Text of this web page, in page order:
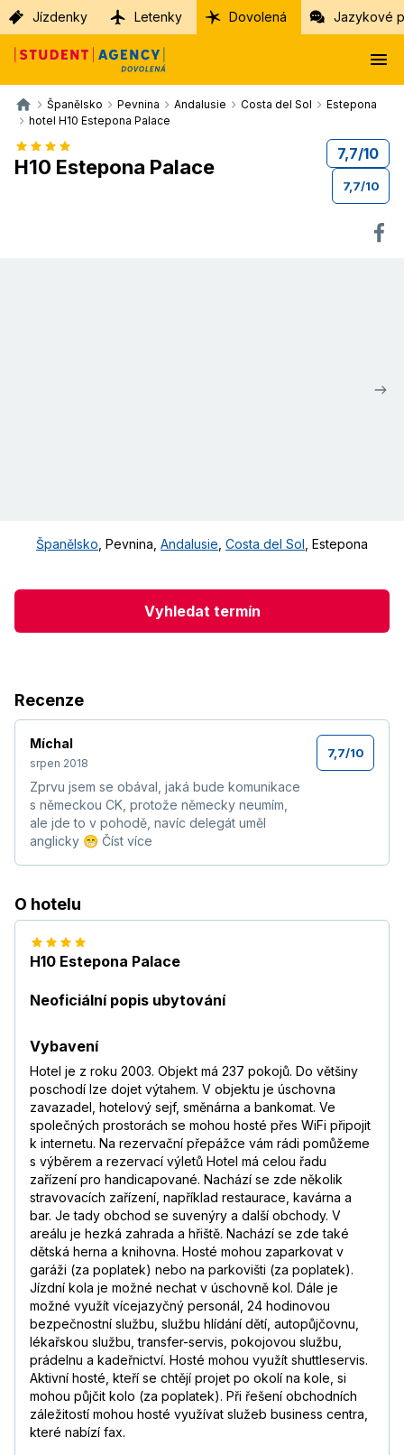
Jízdenky Letenky Dovolená Jazykové
Španělsko Pevnina Andalusie Costa del Sol
Estepona
hotel H10 Estepona Palace
H10 Estepona Palace
7,7/10
7,7/10
Španělsko Pevnina Andalusie Costa del Sol Estepona
Vyhledat termín
Recenze
Míchal
srpen 2018
Zprvu jsem se obával, jaká bude komunikace
s německou CK, protože německy neumím,
ale jde to v pohodě, navíc delegát uměl
anglicky 😁 Číst více
7,7/10
O hotelu
H10 Estepona Palace
Neoficiální popis ubytování
Vybavení
Hotel je z roku 2003. Objekt má 237 pokojů. Do většiny
poschodí lze dojet výtahem. V objektu je úschovna
zavazadel, hotelový sejf, směnárna a bankomat. Ve
společných prostorách se mohou hosté přes WiFi připojit
k internetu. Na rezervační přepážce vám rádi pomůžeme
s výběrem a rezervací výletů Hotel má celou řadu
zařízení pro handicapované. Nachází se zde několik
stravovacích zařízení, například restaurace, kavárna a
bar. Je tady obchod se suvenýry a další obchody. V
areálu je hezká zahrada a hřiště. Nachází se zde také
dětská herna a knihovna. Hosté mohou zaparkovat v
garáži (za poplatek) nebo na parkovišti (za poplatek).
Jízdní kola je možné nechat v úschovně kol. Dále je
možné využít vícejazyčný personál, 24 hodinovou
bezpečnostní službu, službu hlídání dětí, autopůjčovnu,
lékařskou službu, transfer-servis, pokojovou službu,
prádelnu a kadeřnictví. Hosté mohou využít shuttleservis.
Aktivní hosté, kteří se chtějí projet po okolí na kole, si
mohou půjčit kolo (za poplatek). Při řešení obchodních
záležitostí mohou hosté využívat služeb business centra,
které nabízí fax.